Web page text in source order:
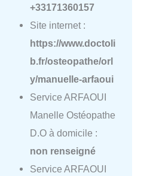
+33171360157
Site internet :
https://www.doctoli
b.fr/osteopathe/orl
y/manuelle-arfaoui
Service ARFAOUI
Manelle Ostéopathe
D.O à domicile :
non renseigné
Service ARFAOUI